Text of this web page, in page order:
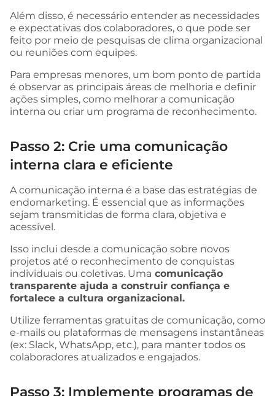
Além disso, é necessário entender as necessidades
e expectativas dos colaboradores, o que pode ser
feito por meio de pesquisas de clima organizacional
ou reuniões com equipes.
Para empresas menores, um bom ponto de partida
é observar as principais áreas de melhoria e definir
ações simples, como melhorar a comunicação
interna ou criar um programa de reconhecimento.
Passo 2: Crie uma comunicação
interna clara e eficiente
A comunicação interna é a base das estratégias de
endomarketing. É essencial que as informações
sejam transmitidas de forma clara, objetiva e
acessível.
Isso inclui desde a comunicação sobre novos
projetos até o reconhecimento de conquistas
individuais ou coletivas. Uma comunicação
transparente ajuda a construir confiança e
fortalece a cultura organizacional.
Utilize ferramentas gratuitas de comunicação, como
e-mails ou plataformas de mensagens instantâneas
(ex: Slack, WhatsApp, etc.), para manter todos os
colaboradores atualizados e engajados.
Passo 3: Implemente programas de